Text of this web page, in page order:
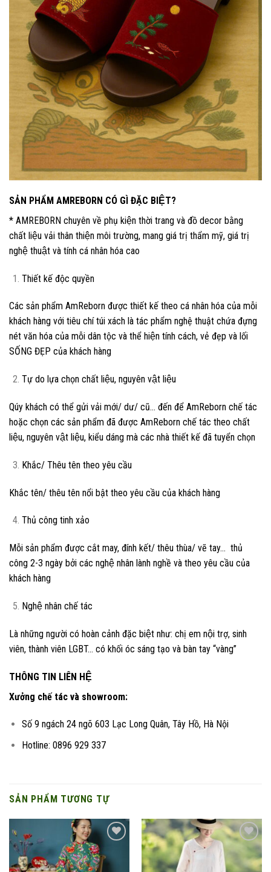
SẢN PHẨM AMREBORN CÓ GÌ ĐẶC BIỆT?
* AMREBORN chuyên về phụ kiện thời trang và đồ decor bằng
chất liệu vải thân thiện môi trường, mang giá trị thẩm mỹ, giá trị
nghệ thuật và tính cá nhân hóa cao
Thiết kế độc quyền
Các sản phẩm AmReborn được thiết kế theo cá nhân hóa của mỗi
khách hàng với tiêu chí túi xách là tác phẩm nghệ thuật chứa đựng
nét văn hóa của mỗi dân tộc và thể hiện tính cách, vẻ đẹp và lối
SỐNG ĐẸP của khách hàng
Tự do lựa chọn chất liệu, nguyên vật liệu
Qúy khách có thể gửi vải mới/ dư/ cũ… đến để AmReborn chế tác
hoặc chọn các sản phẩm đã được AmReborn chế tác theo chất
liệu, nguyên vật liệu, kiểu dáng mà các nhà thiết kế đã tuyển chọn
Khắc/ Thêu tên theo yêu cầu
Khắc tên/ thêu tên nổi bật theo yêu cầu của khách hàng
Thủ công tinh xảo
Mỗi sản phẩm được cắt may, đính kết/ thêu thùa/ vẽ tay… thủ
công 2-3 ngày bởi các nghệ nhân lành nghề và theo yêu cầu của
khách hàng
Nghệ nhân chế tác
Là những người có hoàn cảnh đặc biệt như: chị em nội trợ, sinh
viên, thành viên LGBT… có khối óc sáng tạo và bàn tay “vàng”
THÔNG TIN LIÊN HỆ
Xưởng chế tác và showroom:
Số 9 ngách 24 ngõ 603 Lạc Long Quân, Tây Hồ, Hà Nội
Hotline: 0896 929 337
SẢN PHẨM TƯƠNG TỰ
Add to